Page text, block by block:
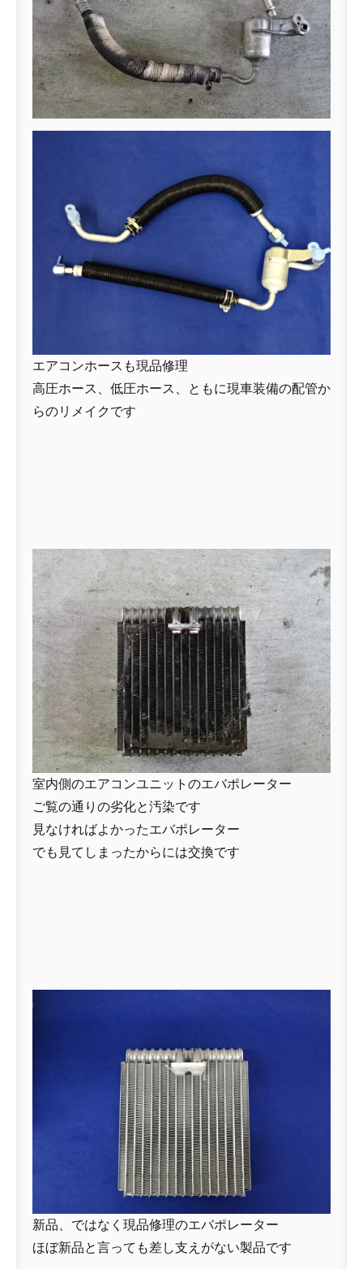
エアコンホースも現品修理
高圧ホース、低圧ホース、ともに現車装備の配管か
らのリメイクです
室内側のエアコンユニットのエバポレーター
ご覧の通りの劣化と汚染です
見なければよかったエバポレーター
でも見てしまったからには交換です
新品、ではなく現品修理のエバポレーター
ほぼ新品と言っても差し支えがない製品です